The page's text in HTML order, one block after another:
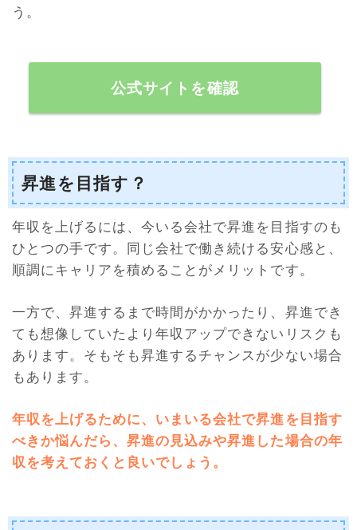
う。
公式サイトを確認
昇進を目指す？
年収を上げるには、今いる会社で昇進を目指すのも
ひとつの手です。同じ会社で働き続ける安心感と、
順調にキャリアを積めることがメリットです。
一方で、昇進するまで時間がかかったり、昇進でき
ても想像していたより年収アップできないリスクも
あります。そもそも昇進するチャンスが少ない場合
もあります。
年収を上げるために、いまいる会社で昇進を目指す
べきか悩んだら、昇進の見込みや昇進した場合の年
収を考えておくと良いでしょう。